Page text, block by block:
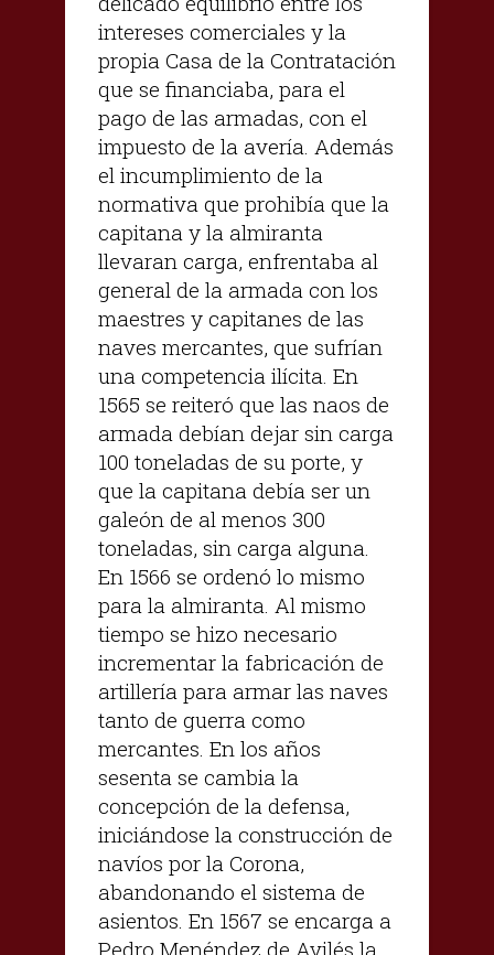
intereses comerciales y la
propia Casa de la Contratación
que se financiaba, para el
pago de las armadas, con el
impuesto de la avería. Además
el incumplimiento de la
normativa que prohibía que la
capitana y la almiranta
llevaran carga, enfrentaba al
general de la armada con los
maestres y capitanes de las
naves mercantes, que sufrían
una competencia ilícita. En
1565 se reiteró que las naos de
armada debían dejar sin carga
100 toneladas de su porte, y
que la capitana debía ser un
galeón de al menos 300
toneladas, sin carga alguna.
En 1566 se ordenó lo mismo
para la almiranta. Al mismo
tiempo se hizo necesario
incrementar la fabricación de
artillería para armar las naves
tanto de guerra como
mercantes. En los años
sesenta se cambia la
concepción de la defensa,
iniciándose la construcción de
navíos por la Corona,
abandonando el sistema de
asientos. En 1567 se encarga a
Pedro Menéndez de Avilés la